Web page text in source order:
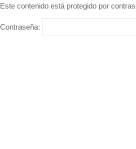
Este contenido está protegido por
Contraseña: